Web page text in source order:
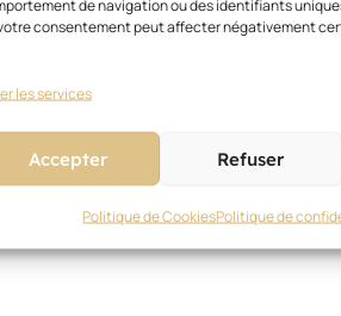
de navigation ou des identifiants
consentement peut affecter négativement
les services
Accepter Refuser
Politique de CookiesPolitique de